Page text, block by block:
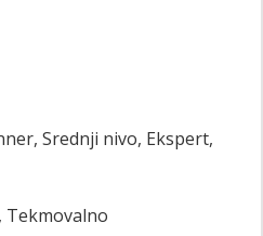
Srednji nivo, Ekspert,
Tekmovalno